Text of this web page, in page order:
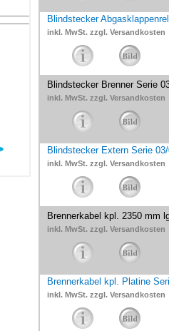
Blindstecker
inkl. MwSt. zzgl. Versandkosten
Blindstecker Brenner Serie
inkl. MwSt. zzgl. Versandkosten
Blindstecker Extern Serie
inkl. MwSt. zzgl. Versandkosten
Brennerkabel kpl. 2350 mm
inkl. MwSt. zzgl. Versandkosten
Brennerkabel kpl. Platine
inkl. MwSt. zzgl. Versandkosten